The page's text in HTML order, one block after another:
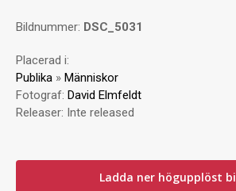
Bildnummer: DSC_5031
Placerad i:
Publika » Människor
Fotograf: David Elmfeldt
Releaser: Inte released
Ladda ner högupplöst